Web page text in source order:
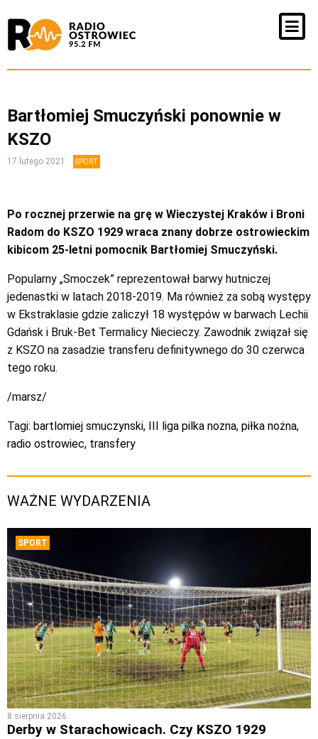
Bartłomiej Smuczyński ponownie w
KSZO
17 lutego 2021 SPORT
Po rocznej przerwie na grę w Wieczystej Kraków i Broni
Radom do KSZO 1929 wraca znany dobrze ostrowieckim
kibicom 25-letni pomocnik Bartłomiej Smuczyński.
Popularny „Smoczek” reprezentował barwy hutniczej
jedenastki w latach 2018-2019. Ma również za sobą występy
w Ekstraklasie gdzie zaliczył 18 występów w barwach Lechii
Gdańsk i Bruk-Bet Termalicy Niecieczy. Zawodnik związał się
z KSZO na zasadzie transferu definitywnego do 30 czerwca
tego roku.
/marsz/
Tagi: bartlomiej smuczynski, III liga pilka nozna, piłka nożna,
radio ostrowiec, transfery
WAŻNE WYDARZENIA
SPORT
8 sierpnia 2026
Derby w Starachowicach. Czy KSZO 1929